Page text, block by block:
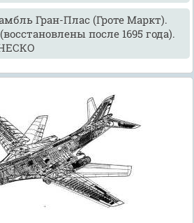
Гран-Плас (Гроте Маркт).
после 1695 года).